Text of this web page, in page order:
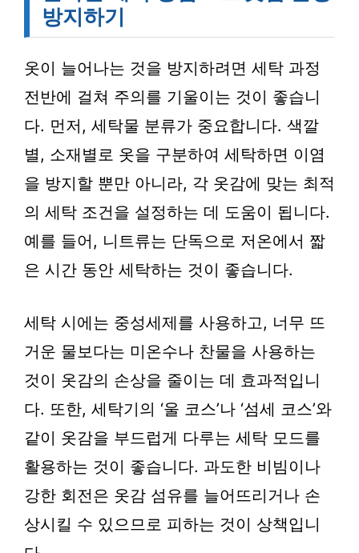
방지하기
옷이 늘어나는 것을 방지하려면 세탁 과정
전반에 걸쳐 주의를 기울이는 것이 좋습니
다. 먼저, 세탁물 분류가 중요합니다. 색깔
별, 소재별로 옷을 구분하여 세탁하면 이염
을 방지할 뿐만 아니라, 각 옷감에 맞는 최적
의 세탁 조건을 설정하는 데 도움이 됩니다.
예를 들어, 니트류는 단독으로 저온에서 짧
은 시간 동안 세탁하는 것이 좋습니다.
세탁 시에는 중성세제를 사용하고, 너무 뜨
거운 물보다는 미온수나 찬물을 사용하는
것이 옷감의 손상을 줄이는 데 효과적입니
다. 또한, 세탁기의 ‘울 코스’나 ‘섬세 코스’와
같이 옷감을 부드럽게 다루는 세탁 모드를
활용하는 것이 좋습니다. 과도한 비빔이나
강한 회전은 옷감 섬유를 늘어뜨리거나 손
상시킬 수 있으므로 피하는 것이 상책입니